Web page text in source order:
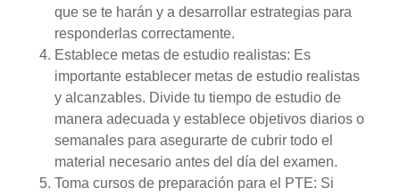
que se te harán y a desarrollar estrategias para
responderlas correctamente.
Establece metas de estudio realistas: Es
importante establecer metas de estudio realistas
y alcanzables. Divide tu tiempo de estudio de
manera adecuada y establece objetivos diarios o
semanales para asegurarte de cubrir todo el
material necesario antes del día del examen.
Toma cursos de preparación para el PTE: Si